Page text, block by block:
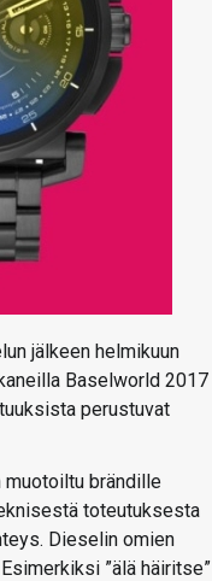
jälkeen helmikuun
Baselworld 2017
perustuvat
muotoiltu brändille
toteutuksesta
Dieselin omien
”älä häiritse”